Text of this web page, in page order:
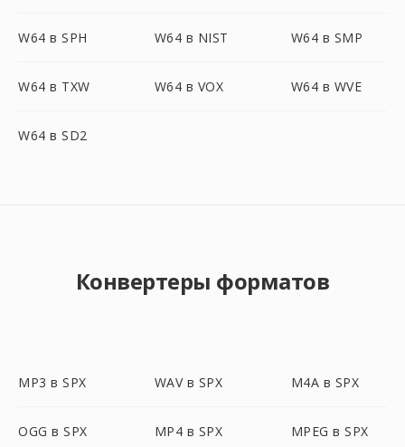
W64 в SPH W64 в NIST W64 в SMP
W64 в TXW W64 в VOX W64 в WVE
W64 в SD2
Конвертеры форматов
MP3 в SPX WAV в SPX M4A в SPX
OGG в SPX MP4 в SPX MPEG в SPX